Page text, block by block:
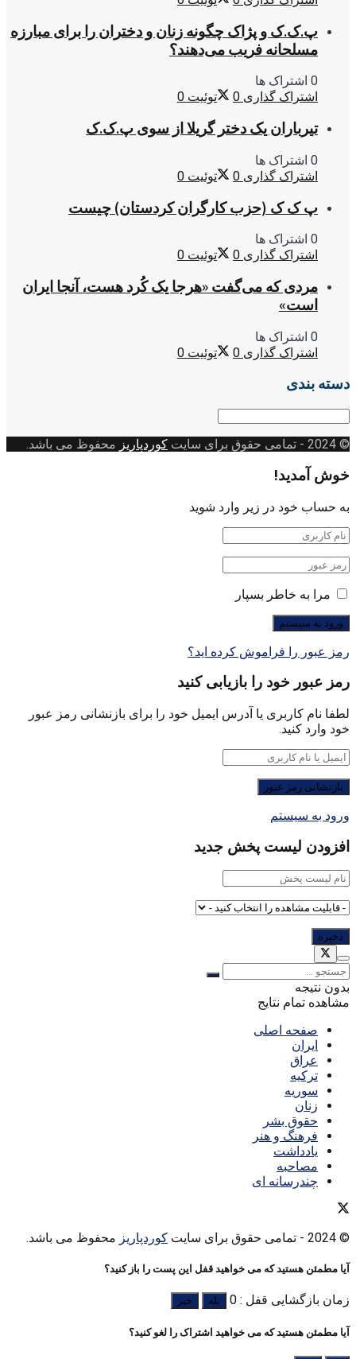
پ.ک.ک و پژاک چگونه زنان و دختران را برای مبارزه
مسلحانه فریب می‌دهند؟
0 اشتراک ها
اشتراک گذاری 0 توئیت 0
تیرباران یک دختر گریلا از سوی پ.ک.ک
0 اشتراک ها
اشتراک گذاری 0 توئیت 0
پ ک ک (حزب کارگران کردستان) چیست
0 اشتراک ها
اشتراک گذاری 0 توئیت 0
مردی که می‌گفت «هرجا یک کُرد هست، آنجا ایران
است»
0 اشتراک ها
اشتراک گذاری 0 توئیت 0
دسته بندی
دسته
© 2024
- تمامی حقوق برای سایت کوردپاریز محفوظ می باشد.
خوش آمدید!
به حساب خود در زیر وارد شوید
مرا به خاطر بسپار
رمز عبور را فراموش کرده اید؟
رمز عبور خود را بازیابی کنید
لطفا نام کاربری یا آدرس ایمیل خود را برای بازنشانی رمز عبور
خود وارد کنید.
ورود به سیستم
افزودن لیست پخش جدید
بدون نتیجه
مشاهده تمام نتایج
صفحه اصلی
ایران
عراق
ترکیه
سوریه
زنان
حقوق بشر
فرهنگ و هنر
یادداشت
مصاحبه
چندرسانه ای
© 2024 - تمامی حقوق برای سایت کوردپاریز محفوظ می باشد.
آیا مطمئن هستید که می خواهید قفل این پست را باز کنید؟
زمان بازگشایی قفل : 0 بله خیر
آیا مطمئن هستید که می خواهید اشتراک را لغو کنید؟